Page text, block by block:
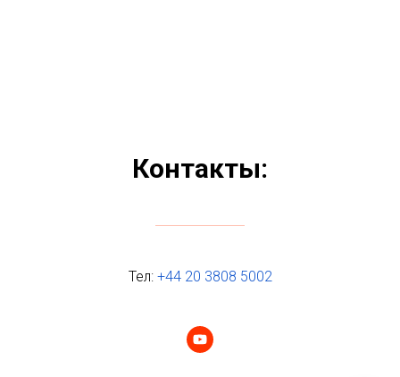
Контакты:
Тел: +44 20 3808 5002